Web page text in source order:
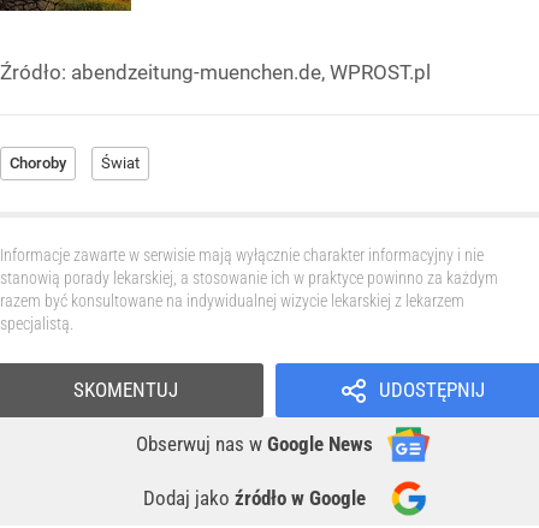
Źródło: abendzeitung-muenchen.de, WPROST.pl
Choroby Świat
Informacje zawarte w serwisie mają wyłącznie charakter informacyjny i nie
stanowią porady lekarskiej, a stosowanie ich w praktyce powinno za każdym
razem być konsultowane na indywidualnej wizycie lekarskiej z lekarzem
specjalistą.
UDOSTĘPNIJ
Obserwuj nas w Google News
Dodaj jako źródło w Google
SKOMENTUJ